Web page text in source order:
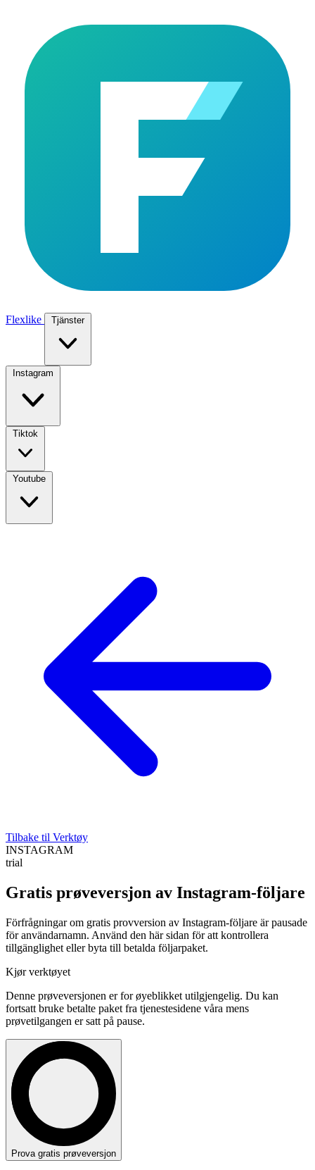
Flexlike Tjänster
Instagram
Tiktok
Youtube
Tilbake til Verktøy
INSTAGRAM
trial
Gratis prøveversjon av Instagram-följare
Förfrågningar om gratis provversion av Instagram-följare är pausade
för användarnamn. Använd den här sidan för att kontrollera
tillgänglighet eller byta till betalda följarpaket.
Kjør verktøyet
Denne prøveversjonen er for øyeblikket utilgjengelig. Du kan
fortsatt bruke betalte paket fra tjenestesidene våra mens
prøvetilgangen er satt på pause.
Prova gratis prøveversjon